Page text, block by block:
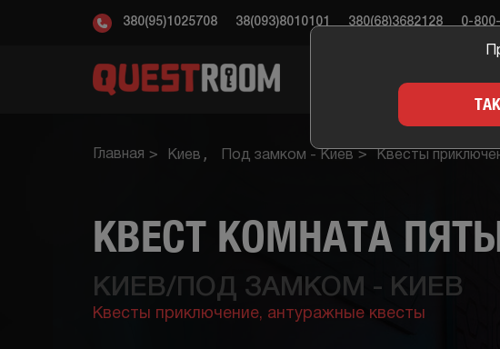
380(95)1025708 38(093)8010101 380(68)3682128 0-
КВЕСТЫ
Главная Киев Под замком - Киев Квесты
КВЕСТ КОМНАТА
КИЕВ/ПОД ЗАМКОМ - КИЕВ
Квесты приключение, антуражные квесты
ТАК